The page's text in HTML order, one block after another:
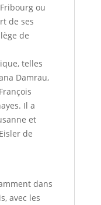
ou
de ses
de
telles
Damrau,
Il a
et
de
dans
avec les